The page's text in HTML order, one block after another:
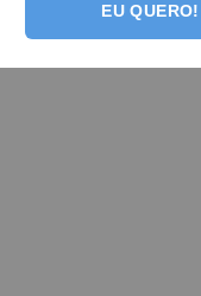
EU QUERO!